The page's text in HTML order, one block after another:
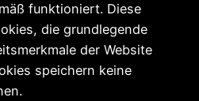
funktioniert. Diese
die grundlegende
der Website
speichern keine